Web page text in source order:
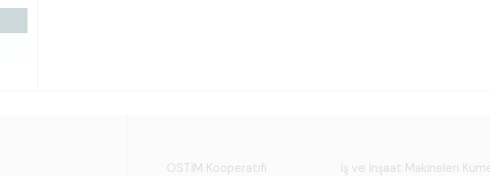
OSTİM Kooperatifi
İş ve İnşaat Makineleri